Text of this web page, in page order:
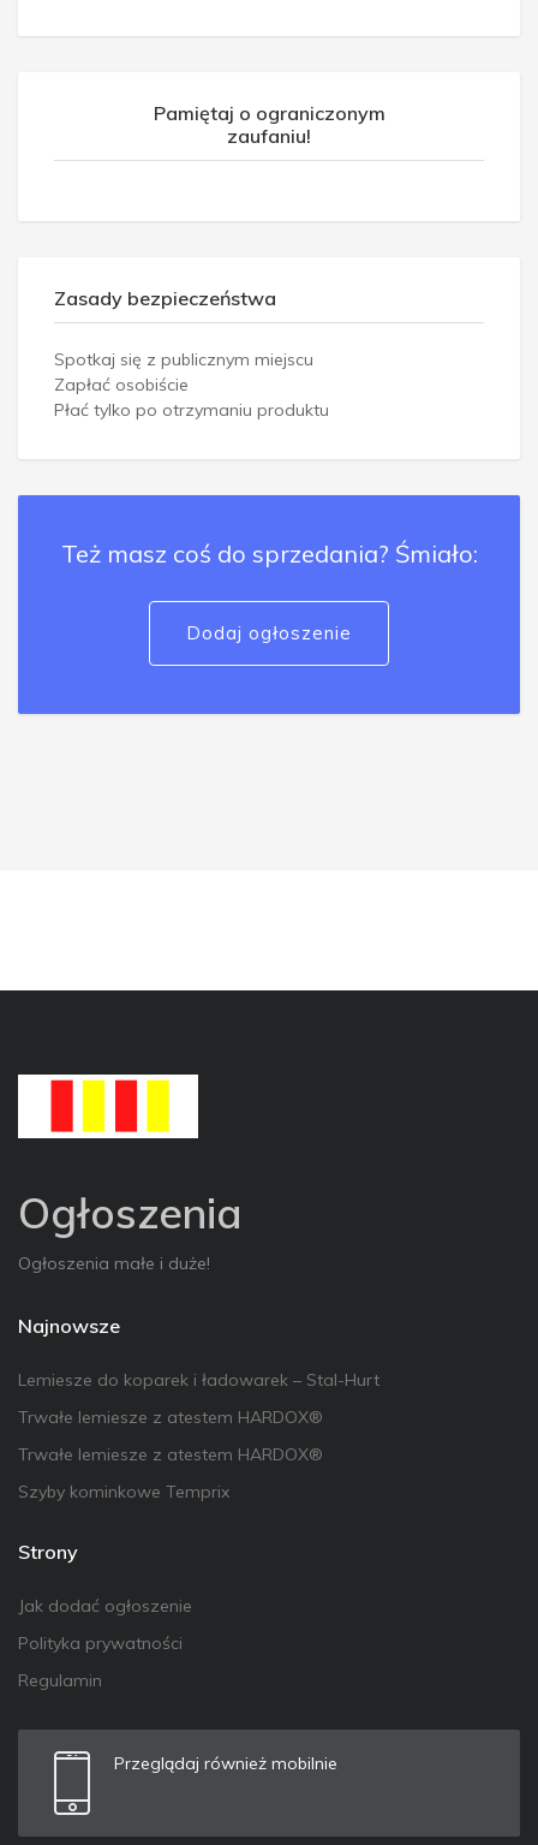
Pamiętaj o ograniczonym
zaufaniu!
Zasady bezpieczeństwa
Spotkaj się z publicznym miejscu
Zapłać osobiście
Płać tylko po otrzymaniu produktu
Też masz coś do sprzedania? Śmiało:
Dodaj ogłoszenie
Ogłoszenia
Ogłoszenia małe i duże!
Najnowsze
Lemiesze do koparek i ładowarek – Stal-Hurt
Trwałe lemiesze z atestem HARDOX®
Trwałe lemiesze z atestem HARDOX®
Szyby kominkowe Temprix
Strony
Jak dodać ogłoszenie
Polityka prywatności
Regulamin
Przeglądaj również mobilnie